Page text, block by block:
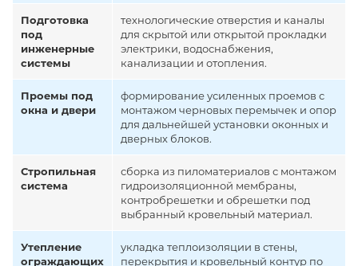
Подготовка
под
инженерные
системы
технологические отверстия и каналы
для скрытой или открытой прокладки
электрики, водоснабжения,
канализации и отопления.
Проемы под
окна и двери
формирование усиленных проемов с
монтажом черновых перемычек и опор
для дальнейшей установки оконных и
дверных блоков.
Стропильная
система
сборка из пиломатериалов с монтажом
гидроизоляционной мембраны,
контробрешетки и обрешетки под
выбранный кровельный материал.
Утепление
ограждающих
укладка теплоизоляции в стены,
перекрытия и кровельный контур по